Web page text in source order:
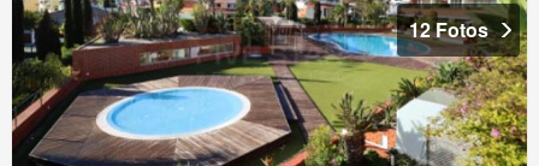
12 Fotos